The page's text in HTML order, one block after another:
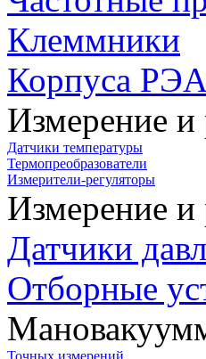
Клеммники
Корпуса РЭА
Измерение и
Датчики температуры
Термопреобразователи
Измерители-регуляторы
Измерение и
Датчики
Отборные